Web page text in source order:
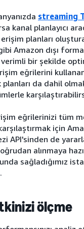
streaming
kanal planlayıcı
planları
Amazon dışı
verimli bir şekilde
eğrilerini
da dahil
eğrilerinizi tüm
için
API'sinden de
alınmaya
sağladığımız
ölçme